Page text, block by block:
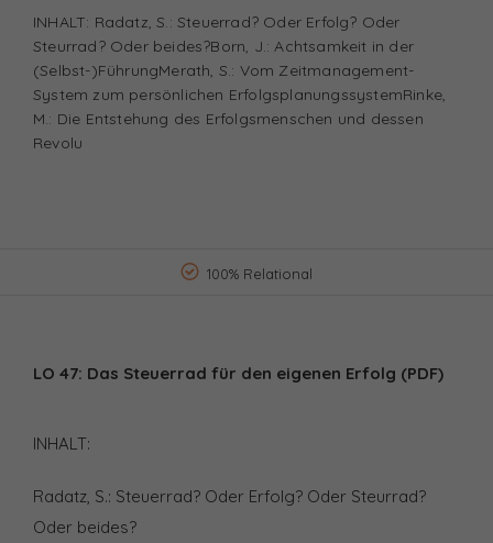
INHALT: Radatz, S.: Steuerrad? Oder Erfolg? Oder
Steurrad? Oder beides?Born, J.: Achtsamkeit in der
(Selbst-)FührungMerath, S.: Vom Zeitmanagement-
System zum persönlichen ErfolgsplanungssystemRinke,
M.: Die Entstehung des Erfolgsmenschen und dessen
Revolu
100% Relational
LO 47: Das Steuerrad für den eigenen Erfolg (PDF)
INHALT:
Radatz, S.: Steuerrad? Oder Erfolg? Oder Steurrad?
Oder beides?